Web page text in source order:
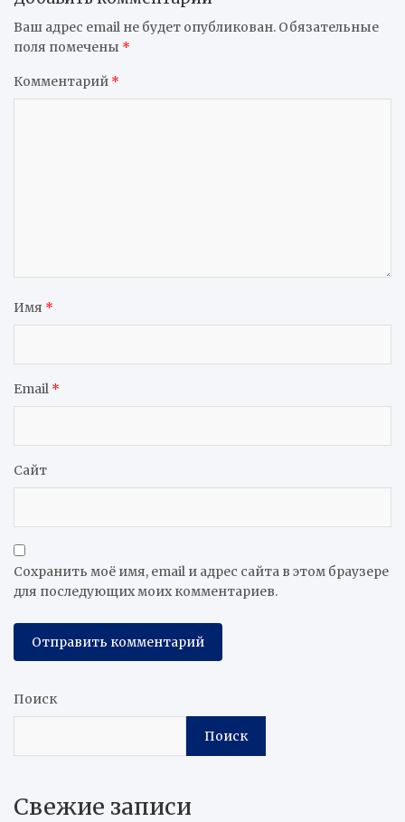
Ваш адрес email не будет опубликован. Обязательные
поля помечены *
Комментарий *
Имя *
Email *
Сайт
Сохранить моё имя, email и адрес сайта в этом браузере
для последующих моих комментариев.
Поиск
Поиск
Свежие записи